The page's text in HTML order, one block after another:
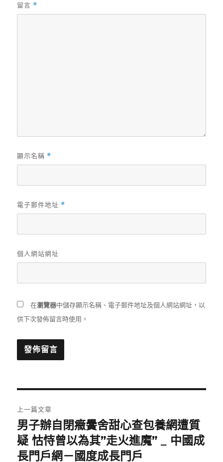
留言 *
顯示名稱 *
電子郵件地址 *
個人網站網址
在瀏覽器中儲存顯示名稱、電子郵件地址及個人網站網址，以
供下次發佈留言時使用。
章
導
上一篇文章
上
一
篇
男子辦自閉癥黌舍甜心查包養網遭質
疑 怙恃曾以為其”走火進魔” _ 中國成
長門戶網－國度成長門戶